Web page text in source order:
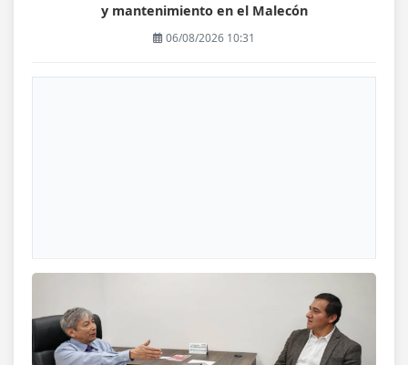
y mantenimiento en el Malecón
06/08/2026 10:31